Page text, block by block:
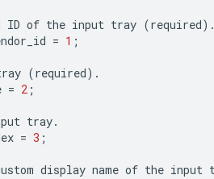
ID of the input tray (required)
= 1 ;
(required) .
= 2 ;
tray.
= 3 ;
display name of the input